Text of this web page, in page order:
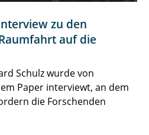
zu den
auf die
Schulz wurde von
Paper interviewt, an dem
die Forschenden